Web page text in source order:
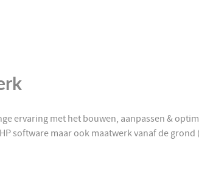
ervaring met het bouwen, aanpassen &
software maar ook maatwerk vanaf de